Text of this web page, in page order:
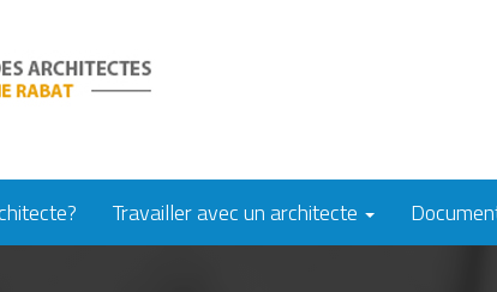
Travailler avec un architecte